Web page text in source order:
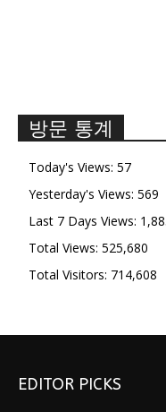
방문 통계
Today's Views: 57
Yesterday's Views: 569
Last 7 Days Views:
Total Views: 525,680
Total Visitors: 714,608
EDITOR PICKS